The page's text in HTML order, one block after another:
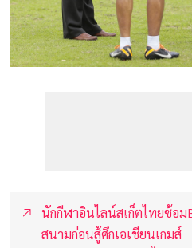
นักกีฬาอินไลน์สเก็ตไทยซ้อม
สนามก่อนสู้ศึกเอเชียนเกมส์